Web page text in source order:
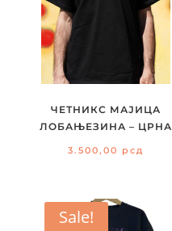
ЧЕТНИКС МАЈИЦА
ЛОБАЊЕЗИНА – ЦРНА
3.500,00 рсд
Sale!